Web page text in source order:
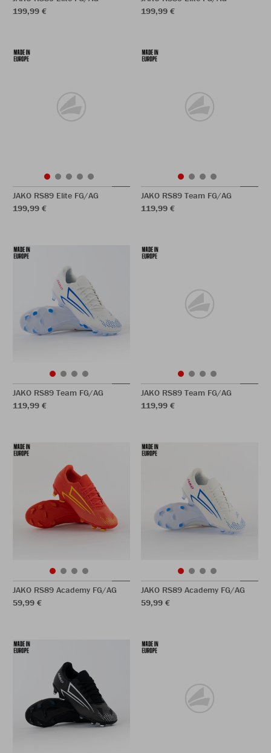
199,99 €
199,99 €
JAKO RS89 Elite FG/AG
199,99 €
JAKO RS89 Team FG/AG
119,99 €
JAKO RS89 Team FG/AG
119,99 €
JAKO RS89 Team FG/AG
119,99 €
JAKO RS89 Academy FG/AG
59,99 €
JAKO RS89 Academy FG/AG
59,99 €